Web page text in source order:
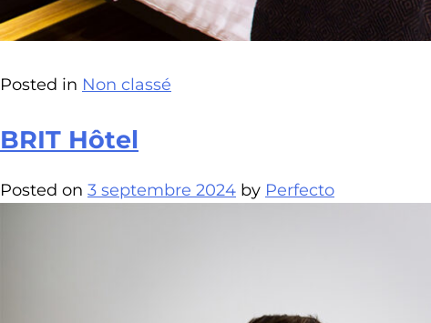
Posted in Non classé
BRIT Hôtel
Posted on 3 septembre 2024 by Perfecto